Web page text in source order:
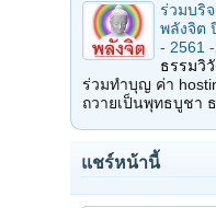
ร่วมบริ
พลังจิต
- 2561
ธรรมวิ
ร่วมทำบุญ ค่า
ถวายเป็นพุทธบูชา
แชร์หน้านี้